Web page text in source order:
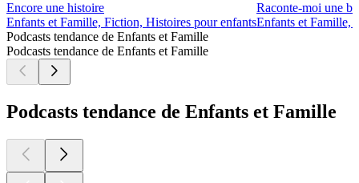
Encore une histoire
Enfants et Famille, Fiction, Histoires pour enfants
Raconte-moi une
Enfants et Famille,
Podcasts tendance de Enfants et Famille
Podcasts tendance de Enfants et Famille
Podcasts tendance de Enfants et Famille